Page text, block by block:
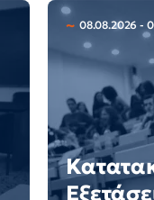
08.08.2026 -